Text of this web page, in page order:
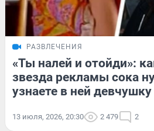
РАЗВЛЕЧЕНИЯ
«Ты налей и отойди»:
звезда рекламы сока
узнаете в ней
13 июля, 2026, 20:30 2 479 2